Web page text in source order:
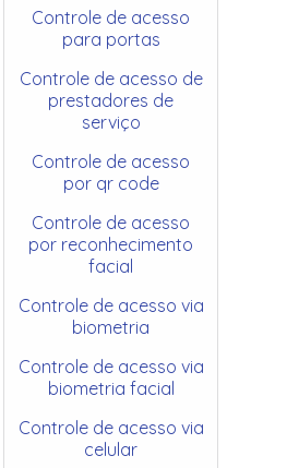
Controle de acesso
para portas
Controle de acesso de
prestadores de
serviço
Controle de acesso
por qr code
Controle de acesso
por reconhecimento
facial
Controle de acesso via
biometria
Controle de acesso via
biometria facial
Controle de acesso via
celular